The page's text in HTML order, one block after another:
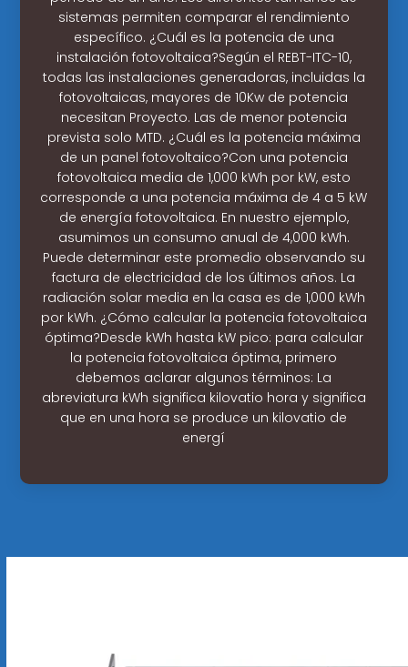
sistemas permiten comparar el rendimiento
específico. ¿Cuál es la potencia de una
instalación fotovoltaica?Según el REBT-ITC-10,
todas las instalaciones generadoras, incluidas la
fotovoltaicas, mayores de 10Kw de potencia
necesitan Proyecto. Las de menor potencia
prevista solo MTD. ¿Cuál es la potencia máxima
de un panel fotovoltaico?Con una potencia
fotovoltaica media de 1,000 kWh por kW, esto
corresponde a una potencia máxima de 4 a 5 kW
de energía fotovoltaica. En nuestro ejemplo,
asumimos un consumo anual de 4,000 kWh.
Puede determinar este promedio observando su
factura de electricidad de los últimos años. La
radiación solar media en la casa es de 1,000 kWh
por kWh. ¿Cómo calcular la potencia fotovoltaica
óptima?Desde kWh hasta kW pico: para calcular
la potencia fotovoltaica óptima, primero
debemos aclarar algunos términos: La
abreviatura kWh significa kilovatio hora y significa
que en una hora se produce un kilovatio de
energí